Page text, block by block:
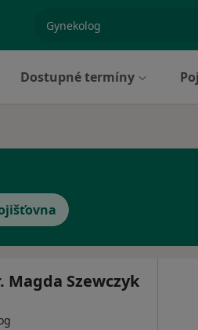
specializace, nemoc
Dostupné termíny
Magda Szewczyk